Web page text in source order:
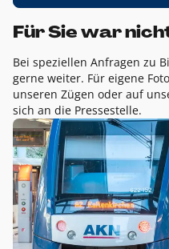
Für Sie war
Bei speziellen Anfragen zu
gerne weiter. Für eigene
unseren Zügen oder auf
sich an die Pressestelle.